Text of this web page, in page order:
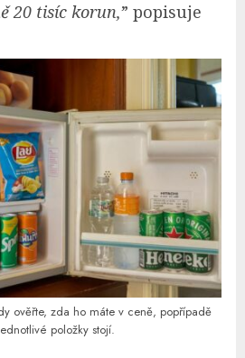
20 tisíc korun,” popisuje
ověřte, zda ho máte v ceně, popřípadě
položky stojí.